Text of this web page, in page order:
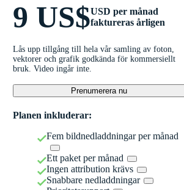
9 US$USD per månad
faktureras årligen
Lås upp tillgång till hela vår samling av foton,
vektorer och grafik godkända för kommersiellt
bruk. Video ingår inte.
Prenumerera nu
Planen inkluderar:
Fem bildnedladdningar per månad
Ett paket per månad
Ingen attribution krävs
Snabbare nedladdningar